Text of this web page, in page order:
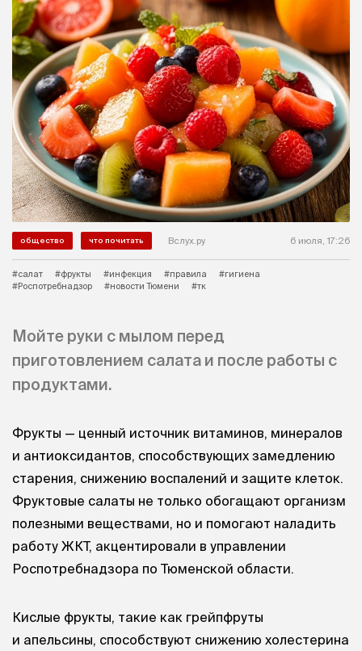
общество что почитать Вслух.ру 6 июля, 17:26
#салат #фрукты #инфекция #правила
#гигиена
#Роспотребнадзор
#новости Тюмени #тк
Мойте руки с мылом перед
приготовлением салата и после работы с
продуктами.
Фрукты — ценный источник витаминов, минералов
и антиоксидантов, способствующих замедлению
старения, снижению воспалений и защите клеток.
Фруктовые салаты не только обогащают организм
полезными веществами, но и помогают наладить
работу ЖКТ, акцентировали в управлении
Роспотребнадзора по Тюменской области.
Кислые фрукты, такие как грейпфруты
и апельсины, способствуют снижению холестерина